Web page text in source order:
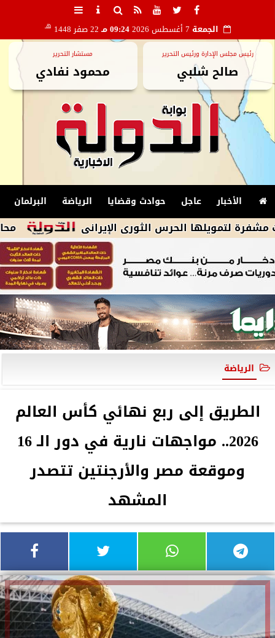
الجمعة 09:24 مـ 22 صفر 1448 هـ
رئيس مجلس الإدارة ورئيس التحرير
صالح شلبي
مستشار التحرير
محمود نفادي
الأخبار عاجل حوادث وقضايا الرياضة البرلمان
محافظ مطروح الحرس الثورى الإيرانى
الرياضة
الطريق إلى ربع نهائي كأس العالم
2026.. مواجهات نارية في دور الـ 16
وموقعة مصر والأرجنتين تتصدر
المشهد